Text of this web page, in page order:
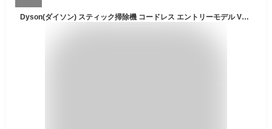
Dyson(ダイソン) スティック掃除機 コードレス エントリーモデル V8 Origin (SV25 RD2)【2年間のメーカー (ご購入製品の登録が必要)】